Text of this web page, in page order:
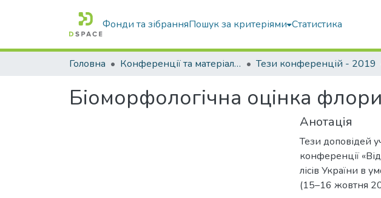
Фонди та зібранняПошук за критеріями Статистика
Головна Конференції та матеріали конференцій Тези конференцій - 2019
Біоморфологічна оцінка
Анотація
Тези доповідей
конференції
лісів України в
(15–16 жовтня